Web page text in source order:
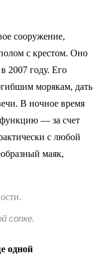
сооружение,
с крестом. Оно
2007 году. Его
морякам, дать
В ночное время
— за счет
с любой
маяк,
сопке.
одной